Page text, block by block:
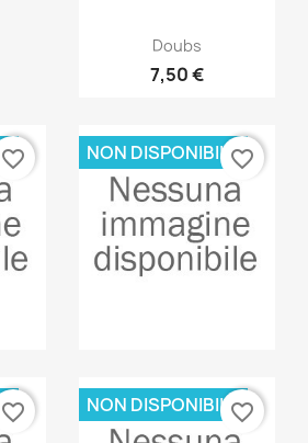
Anteprima
Doubs
7,50 €
favorite_border NON DISPONIBILEfavorite_border
favorite_border NON DISPONIBILEfavorite_border